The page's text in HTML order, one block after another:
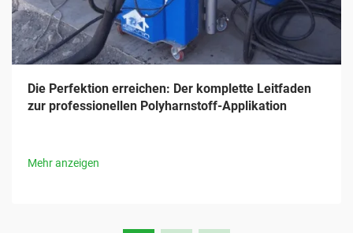
Die Perfektion erreichen: Der komplette Leitfaden
zur professionellen Polyharnstoff-Applikation
Mehr anzeigen